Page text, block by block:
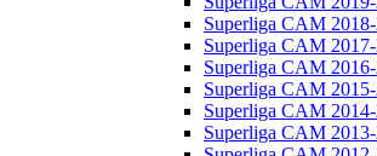
Superliga CAM
Superliga CAM
Superliga CAM
Superliga CAM
Superliga CAM
Superliga CAM